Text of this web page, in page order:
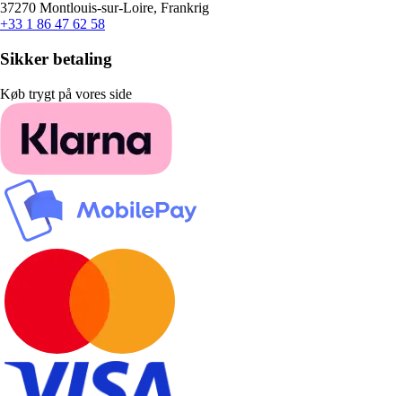
37270 Montlouis-sur-Loire, Frankrig
+33 1 86 47 62 58
Sikker betaling
Køb trygt på vores side